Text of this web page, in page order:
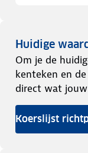
Huidige
Om je de
kenteken en
direct wat
Koerslijst